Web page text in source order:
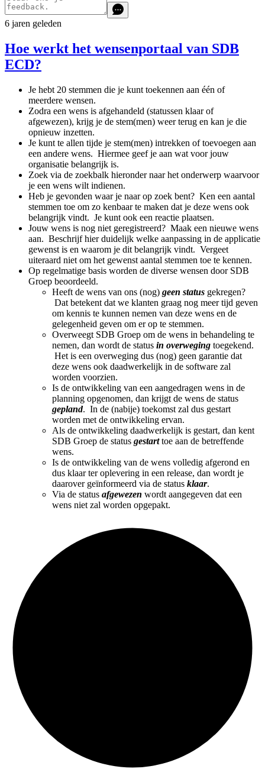
6 jaren geleden
Hoe werkt het wensenportaal van SDB
ECD?
Je hebt 20 stemmen die je kunt toekennen aan één of
meerdere wensen.
Zodra een wens is afgehandeld (statussen klaar of
afgewezen), krijg je de stem(men) weer terug en kan je die
opnieuw inzetten.
Je kunt te allen tijde je stem(men) intrekken of toevoegen aan
een andere wens. Hiermee geef je aan wat voor jouw
organisatie belangrijk is.
Zoek via de zoekbalk hieronder naar het onderwerp waarvoor
je een wens wilt indienen.
Heb je gevonden waar je naar op zoek bent? Ken een aantal
stemmen toe om zo kenbaar te maken dat je deze wens ook
belangrijk vindt. Je kunt ook een reactie plaatsen.
Jouw wens is nog niet geregistreerd? Maak een nieuwe wens
aan. Beschrijf hier duidelijk welke aanpassing in de applicatie
gewenst is en waarom je dit belangrijk vindt. Vergeet
uiteraard niet om het gewenst aantal stemmen toe te kennen.
Op regelmatige basis worden de diverse wensen door SDB
Groep beoordeeld.
Heeft de wens van ons (nog) geen status gekregen?
Dat betekent dat we klanten graag nog meer tijd geven
om kennis te kunnen nemen van deze wens en de
gelegenheid geven om er op te stemmen.
Overweegt SDB Groep om de wens in behandeling te
nemen, dan wordt de status in overweging toegekend.
Het is een overweging dus (nog) geen garantie dat
deze wens ook daadwerkelijk in de software zal
worden voorzien.
Is de ontwikkeling van een aangedragen wens in de
planning opgenomen, dan krijgt de wens de status
gepland. In de (nabije) toekomst zal dus gestart
worden met de ontwikkeling ervan.
Als de ontwikkeling daadwerkelijk is gestart, dan kent
SDB Groep de status gestarttoe aan de betreffende
wens.
Is de ontwikkeling van de wens volledig afgerond en
dus klaar ter oplevering in een release, dan wordt je
daarover geïnformeerd via de status klaar.
Via de status afgewezen wordt aangegeven dat een
wens niet zal worden opgepakt.